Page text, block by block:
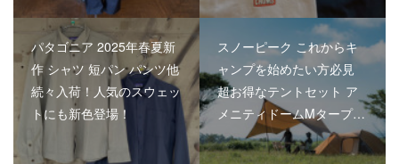
パタゴニア 2025年春夏新
作 シャツ 短パン パンツ他
続々入荷！人気のスウェッ
トにも新色登場！
スノーピーク これからキ
ャンプを始めたい方必見
超お得なテントセット ア
メニティドームMタープ…